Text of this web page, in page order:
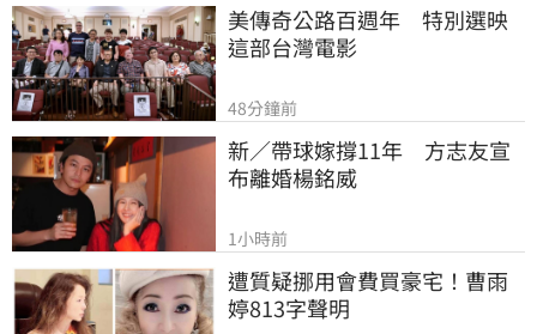
美傳奇公路百週年　特別選映
這部台灣電影
48分鐘前
新／帶球嫁撐11年　方志友宣
布離婚楊銘威
1小時前
遭質疑挪用會費買豪宅！曹雨
婷813字聲明